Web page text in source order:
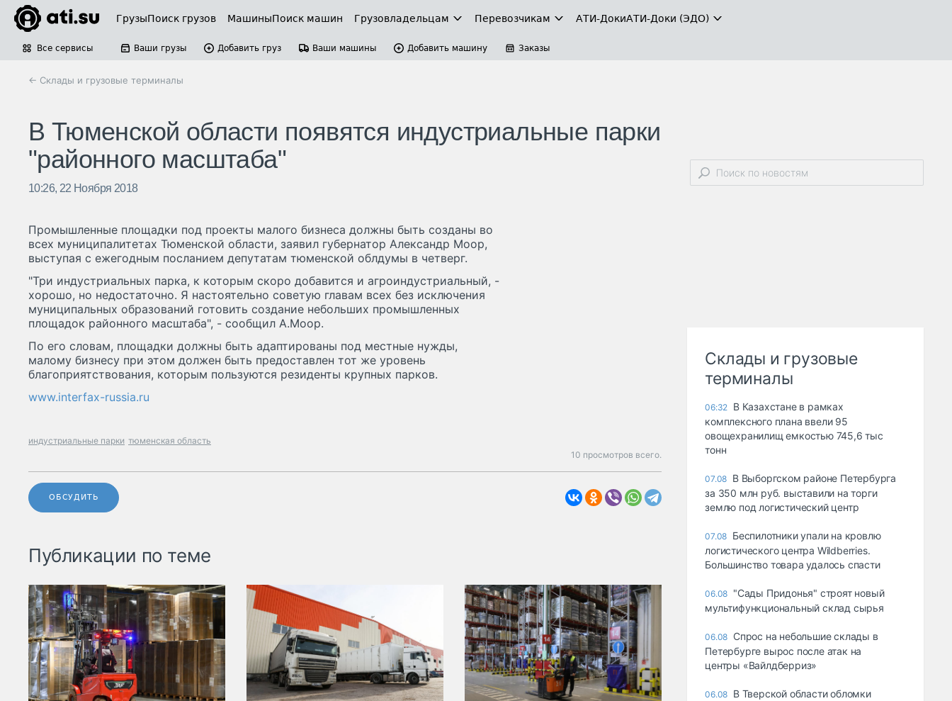
ГрузыПоиск грузов МашиныПоиск машин Грузовладельцам Перевозчикам АТИ-ДокиАТИ-Доки (ЭДО)
Все сервисы Ваши грузы Добавить груз Ваши машины Добавить машину Заказы
← Склады и грузовые терминалы
В Тюменской области появятся индустриальные парки
"районного масштаба"
10:26, 22 Ноября 2018
Промышленные площадки под проекты малого бизнеса должны быть созданы во
всех муниципалитетах Тюменской области, заявил губернатор Александр Моор,
выступая с ежегодным посланием депутатам тюменской облдумы в четверг.
"Три индустриальных парка, к которым скоро добавится и агроиндустриальный, -
хорошо, но недостаточно. Я настоятельно советую главам всех без исключения
муниципальных образований готовить создание небольших промышленных
площадок районного масштаба", - сообщил А.Моор.
По его словам, площадки должны быть адаптированы под местные нужды,
малому бизнесу при этом должен быть предоставлен тот же уровень
благоприятствования, которым пользуются резиденты крупных парков.
www.interfax-russia.ru
индустриальные парки тюменская область
10 просмотров всего.
ОБСУДИТЬ
Публикации по теме
Склады и грузовые
терминалы
06:32 В Казахстане в рамках
комплексного плана ввели 95
овощехранилищ емкостью 745,6 тыс
тонн
07.08 В Выборгском районе Петербурга
за 350 млн руб. выставили на торги
землю под логистический центр
07.08 Беспилотники упали на кровлю
логистического центра Wildberries.
Большинство товара удалось спасти
06.08 "Сады Придонья" строят новый
мультифункциональный склад сырья
06.08 Спрос на небольшие склады в
Петербурге вырос после атак на
центры «Вайлдберриз»
06.08 В Тверской области обломки